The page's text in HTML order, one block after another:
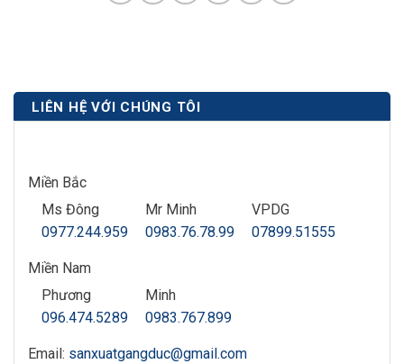
LIÊN HỆ VỚI CHÚNG TÔI
Miền Bắc
Ms Đông
0977.244.959
Mr Minh
0983.76.78.99
VPDG
07899.51555
Miền Nam
Phương
096.474.5289
Minh
0983.767.899
Email: sanxuatgangduc@gmail.com